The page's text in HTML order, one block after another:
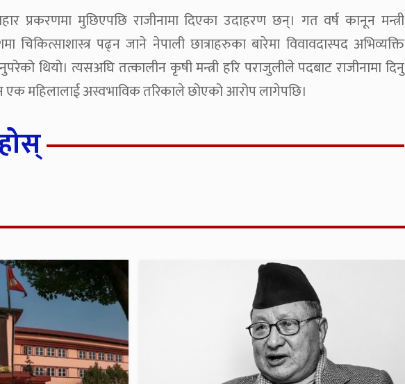
प्रकरणमा मुछिएपछि राजीनामा दिएका उदाहरण छन्। गत वर्ष कानून मन्त्री
चिकित्साशास्त्र पढ्न जाने नेपाली छात्राहरुका बारेमा विवावदास्पद अभिव्यक्ति
थियो। त्यसअघि तत्कालीन कृषी मन्त्री हरि पराजुलीले पदबाट राजीनामा दिनु
एक महिलालाई अस्वभाविक तरिकाले छोएको आरोप लागेपछि।